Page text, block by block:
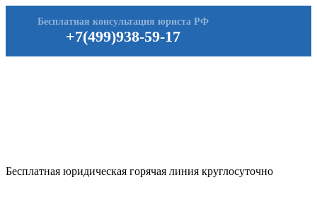
+7(499)938-59-17
Бесплатная консультация юриста РФ
Бесплатная юридическая горячая линия круглосуточно